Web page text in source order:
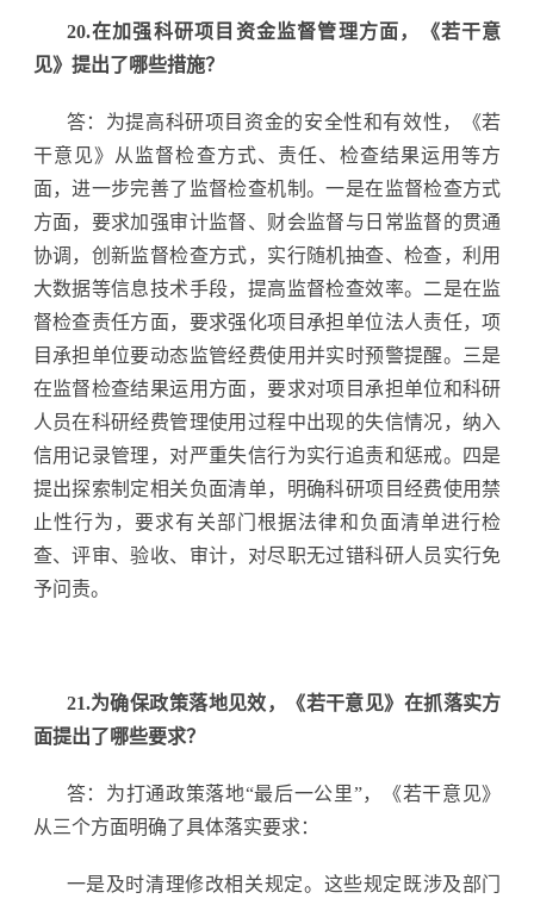
20.在加强科研项目资金监督管理方面，《若干意
见》提出了哪些措施？
答：为提高科研项目资金的安全性和有效性，《若
干意见》从监督检查方式、责任、检查结果运用等方
面，进一步完善了监督检查机制。一是在监督检查方式
方面，要求加强审计监督、财会监督与日常监督的贯通
协调，创新监督检查方式，实行随机抽查、检查，利用
大数据等信息技术手段，提高监督检查效率。二是在监
督检查责任方面，要求强化项目承担单位法人责任，项
目承担单位要动态监管经费使用并实时预警提醒。三是
在监督检查结果运用方面，要求对项目承担单位和科研
人员在科研经费管理使用过程中出现的失信情况，纳入
信用记录管理，对严重失信行为实行追责和惩戒。四是
提出探索制定相关负面清单，明确科研项目经费使用禁
止性行为，要求有关部门根据法律和负面清单进行检
查、评审、验收、审计，对尽职无过错科研人员实行免
予问责。
21.为确保政策落地见效，《若干意见》在抓落实方
面提出了哪些要求？
答：为打通政策落地“最后一公里”，《若干意见》
从三个方面明确了具体落实要求：
一是及时清理修改相关规定。这些规定既涉及部门